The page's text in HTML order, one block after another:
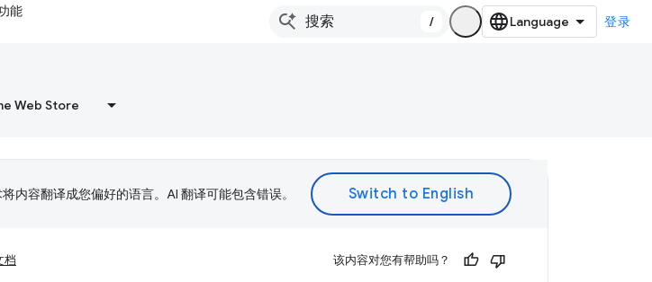
能
/ 登录
Web Store
内容翻译成您偏好的语言。AI 翻译可能包含错误。
档 该内容对您有帮助吗？